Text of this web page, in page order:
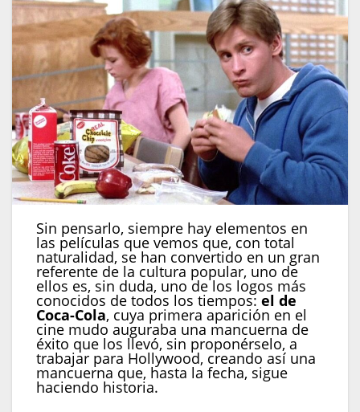
Sin pensarlo, siempre hay elementos en
las películas que vemos que, con total
naturalidad, se han convertido en un gran
referente de la cultura popular, uno de
ellos es, sin duda, uno de los logos más
conocidos de todos los tiempos: el de
Coca-Cola, cuya primera aparición en el
cine mudo auguraba una mancuerna de
éxito que los llevó, sin proponérselo, a
trabajar para Hollywood, creando así una
mancuerna que, hasta la fecha, sigue
haciendo historia.